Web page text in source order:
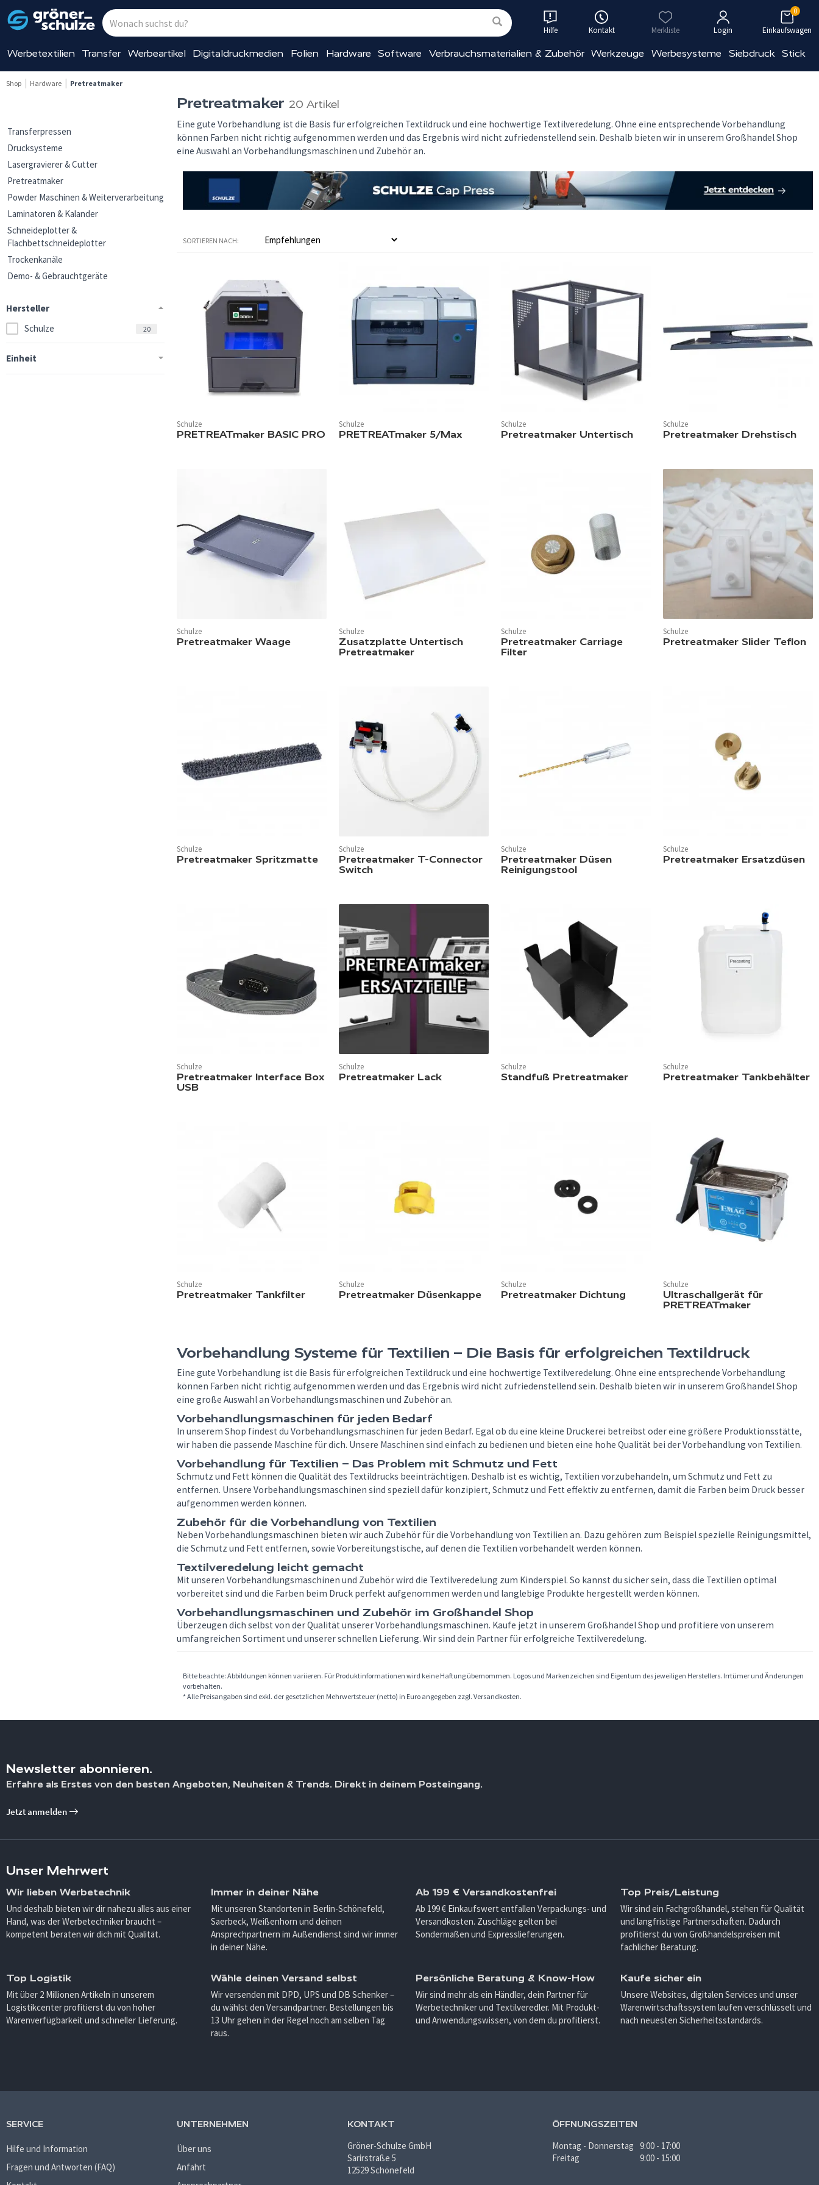
Hilfe Kontakt Merkliste Login Einkaufswagen
0
Werbetextilien Transfer Werbeartikel Digitaldruckmedien Folien Hardware Software Verbrauchsmaterialien & Zubehör Werkzeuge Werbesysteme Siebdruck Stick
Shop Hardware Pretreatmaker
Transferpressen
Drucksysteme
Lasergravierer & Cutter
Pretreatmaker
Powder Maschinen & Weiterverarbeitung
Laminatoren & Kalander
Schneideplotter &
Flachbettschneideplotter
Trockenkanäle
Demo- & Gebrauchtgeräte
Hersteller
Schulze
20
Einheit
Pretreatmaker 20 Artikel
Eine gute Vorbehandlung ist die Basis für erfolgreichen Textildruck und eine hochwertige Textilveredelung. Ohne eine entsprechende Vorbehandlung
können Farben nicht richtig aufgenommen werden und das Ergebnis wird nicht zufriedenstellend sein. Deshalb bieten wir in unserem Großhandel Shop
eine Auswahl an Vorbehandlungsmaschinen und Zubehör an.
SORTIEREN NACH:
Schulze
PRETREATmaker BASIC PRO
Schulze
PRETREATmaker 5/Max
Schulze
Pretreatmaker Untertisch
Schulze
Pretreatmaker Drehstisch
Schulze
Pretreatmaker Waage
Schulze
Zusatzplatte Untertisch
Pretreatmaker
Schulze
Pretreatmaker Carriage
Filter
Schulze
Pretreatmaker Slider Teflon
Schulze
Pretreatmaker Spritzmatte
Schulze
Pretreatmaker T-Connector
Switch
Schulze
Pretreatmaker Düsen
Reinigungstool
Schulze
Pretreatmaker Ersatzdüsen
Schulze
Pretreatmaker Interface Box
USB
Schulze
Pretreatmaker Lack
Schulze
Standfuß Pretreatmaker
Schulze
Pretreatmaker Tankbehälter
Schulze
Pretreatmaker Tankfilter
Schulze
Pretreatmaker Düsenkappe
Schulze
Pretreatmaker Dichtung
Schulze
Ultraschallgerät für
PRETREATmaker
Vorbehandlung Systeme für Textilien – Die Basis für erfolgreichen Textildruck
Eine gute Vorbehandlung ist die Basis für erfolgreichen Textildruck und eine hochwertige Textilveredelung. Ohne eine entsprechende Vorbehandlung
können Farben nicht richtig aufgenommen werden und das Ergebnis wird nicht zufriedenstellend sein. Deshalb bieten wir in unserem Großhandel Shop
eine große Auswahl an Vorbehandlungsmaschinen und Zubehör an.
Vorbehandlungsmaschinen für jeden Bedarf
In unserem Shop findest du Vorbehandlungsmaschinen für jeden Bedarf. Egal ob du eine kleine Druckerei betreibst oder eine größere Produktionsstätte,
wir haben die passende Maschine für dich. Unsere Maschinen sind einfach zu bedienen und bieten eine hohe Qualität bei der Vorbehandlung von Textilien.
Vorbehandlung für Textilien – Das Problem mit Schmutz und Fett
Schmutz und Fett können die Qualität des Textildrucks beeinträchtigen. Deshalb ist es wichtig, Textilien vorzubehandeln, um Schmutz und Fett zu
entfernen. Unsere Vorbehandlungsmaschinen sind speziell dafür konzipiert, Schmutz und Fett effektiv zu entfernen, damit die Farben beim Druck besser
aufgenommen werden können.
Zubehör für die Vorbehandlung von Textilien
Neben Vorbehandlungsmaschinen bieten wir auch Zubehör für die Vorbehandlung von Textilien an. Dazu gehören zum Beispiel spezielle Reinigungsmittel,
die Schmutz und Fett entfernen, sowie Vorbereitungstische, auf denen die Textilien vorbehandelt werden können.
Textilveredelung leicht gemacht
Mit unseren Vorbehandlungsmaschinen und Zubehör wird die Textilveredelung zum Kinderspiel. So kannst du sicher sein, dass die Textilien optimal
vorbereitet sind und die Farben beim Druck perfekt aufgenommen werden und langlebige Produkte hergestellt werden können.
Vorbehandlungsmaschinen und Zubehör im Großhandel Shop
Überzeugen dich selbst von der Qualität unserer Vorbehandlungsmaschinen. Kaufe jetzt in unserem Großhandel Shop und profitiere von unserem
umfangreichen Sortiment und unserer schnellen Lieferung. Wir sind dein Partner für erfolgreiche Textilveredelung.
Bitte beachte: Abbildungen können variieren. Für Produktinformationen wird keine Haftung übernommen. Logos und Markenzeichen sind Eigentum des jeweiligen Herstellers. Irrtümer und Änderungen
vorbehalten.
* Alle Preisangaben sind exkl. der gesetzlichen Mehrwertsteuer (netto) in Euro angegeben zzgl. Versandkosten.
Newsletter abonnieren.
Erfahre als Erstes von den besten Angeboten, Neuheiten & Trends. Direkt in deinem Posteingang.
Jetzt anmelden
Unser Mehrwert
Wir lieben Werbetechnik
Und deshalb bieten wir dir nahezu alles aus einer
Hand, was der Werbetechniker braucht –
kompetent beraten wir dich mit Qualität.
Immer in deiner Nähe
Mit unseren Standorten in Berlin-Schönefeld,
Saerbeck, Weißenhorn und deinen
Ansprechpartnern im Außendienst sind wir immer
in deiner Nähe.
Ab 199 € Versandkostenfrei
Ab 199 € Einkaufswert entfallen Verpackungs- und
Versandkosten. Zuschläge gelten bei
Sondermaßen und Expresslieferungen.
Top Preis/Leistung
Wir sind ein Fachgroßhandel, stehen für Qualität
und langfristige Partnerschaften. Dadurch
profitierst du von Großhandelspreisen mit
fachlicher Beratung.
Top Logistik
Mit über 2 Millionen Artikeln in unserem
Logistikcenter profitierst du von hoher
Warenverfügbarkeit und schneller Lieferung.
Wähle deinen Versand selbst
Wir versenden mit DPD, UPS und DB Schenker –
du wählst den Versandpartner. Bestellungen bis
13 Uhr gehen in der Regel noch am selben Tag
raus.
Persönliche Beratung & Know-How
Wir sind mehr als ein Händler, dein Partner für
Werbetechniker und Textilveredler. Mit Produkt-
und Anwendungswissen, von dem du profitierst.
Kaufe sicher ein
Unsere Websites, digitalen Services und unser
Warenwirtschaftssystem laufen verschlüsselt und
nach neuesten Sicherheitsstandards.
SERVICE
Hilfe und Information
Fragen und Antworten (FAQ)
UNTERNEHMEN
Über uns
Anfahrt
KONTAKT
Gröner-Schulze GmbH
Sarirstraße 5
12529 Schönefeld
ÖFFNUNGSZEITEN
Montag - Donnerstag 9:00 - 17:00
Freitag
9:00 - 15:00